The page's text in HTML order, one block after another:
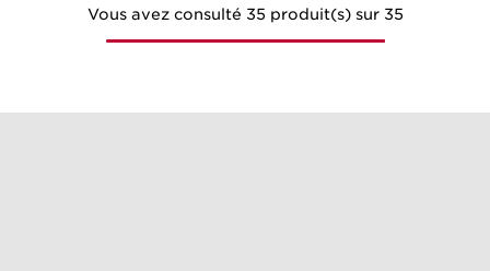
Vous avez consulté 35 produit(s) sur 35